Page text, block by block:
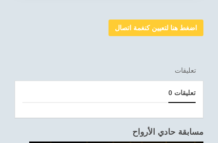
اضغط هنا لتعيين كنغمة اتصال
تعليقات
0 تعليقات
مسابقة حادي الأرواح